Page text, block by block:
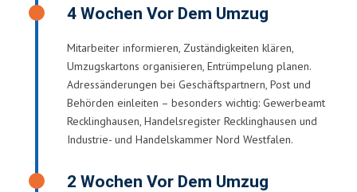
4 Wochen Vor Dem Umzug
Mitarbeiter informieren, Zuständigkeiten klären,
Umzugskartons organisieren, Entrümpelung planen.
Adressänderungen bei Geschäftspartnern, Post und
Behörden einleiten – besonders wichtig: Gewerbeamt
Recklinghausen, Handelsregister Recklinghausen und
Industrie- und Handelskammer Nord Westfalen.
2 Wochen Vor Dem Umzug